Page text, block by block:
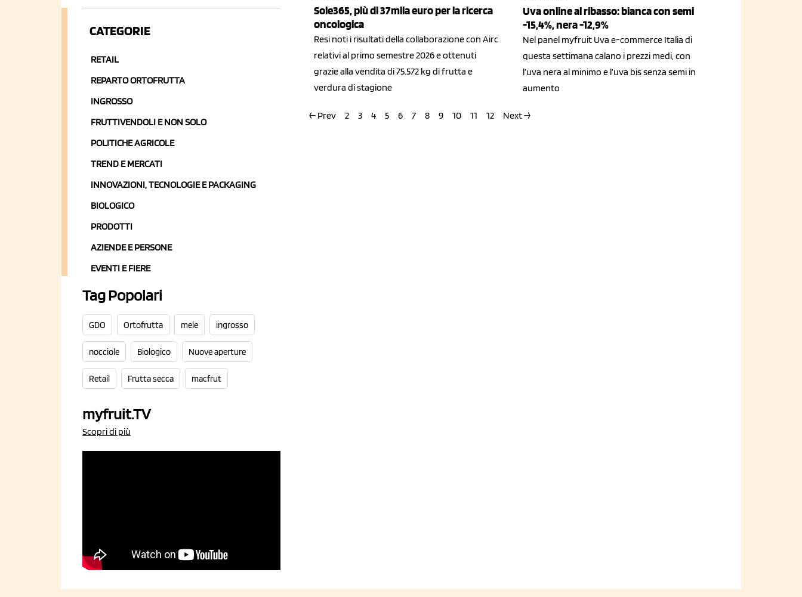
CATEGORIE
RETAIL
REPARTO ORTOFRUTTA
INGROSSO
FRUTTIVENDOLI E NON SOLO
POLITICHE AGRICOLE
TREND E MERCATI
INNOVAZIONI, TECNOLOGIE E PACKAGING
BIOLOGICO
PRODOTTI
AZIENDE E PERSONE
EVENTI E FIERE
Tag Popolari
GDO Ortofrutta mele ingrosso
nocciole Biologico Nuove aperture
Retail Frutta secca macfrut
myfruit.TV
Scopri di più
Sole365, più di 37mila euro per la ricerca
oncologica
Resi noti i risultati della collaborazione con Airc
relativi al primo semestre 2026 e ottenuti
grazie alla vendita di 75.572 kg di frutta e
verdura di stagione
Uva online al ribasso: bianca con semi
-15,4%, nera -12,9%
Nel panel myfruit Uva e-commerce Italia di
questa settimana calano i prezzi medi, con
l’uva nera al minimo e l’uva bis senza semi in
aumento
← Prev 2 3 4 5 6 7 8 9 10 11 12 Next →